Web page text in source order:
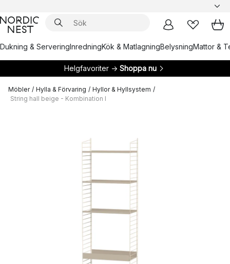
Dukning & ServeringInredningKök & MatlagningBelysningMattor &
Helgfavoriter → Shoppa nu
Möbler / Hylla & Förvaring / Hyllor & Hyllsystem /
String hall beige - Kombination I